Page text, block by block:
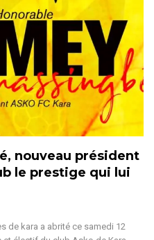
nouveau président
le prestige qui lui
de kara a abrité ce samedi 12